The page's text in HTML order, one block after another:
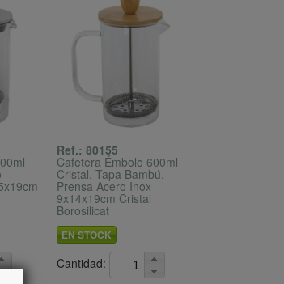
Ref.: 80155
Cafetera Émbolo 600ml
Cristal, Tapa Bambú,
Prensa Acero Inox
9x14x19cm Cristal
Borosilicat
EN STOCK
Cantidad: